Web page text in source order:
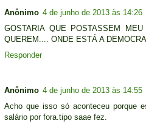
Anônimo 4 de junho de 2013 às 14:26
GOSTARIA QUE POSTASSEM
QUEREM.... ONDE ESTÁ A
Responder
Anônimo 4 de junho de 2013 às 14:55
Acho que isso só aconteceu porque
salário por fora.tipo saae fez.